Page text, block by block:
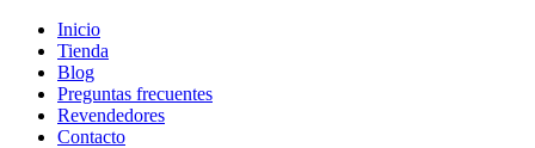
Inicio
Tienda
Blog
Preguntas frecuentes
Revendedores
Contacto